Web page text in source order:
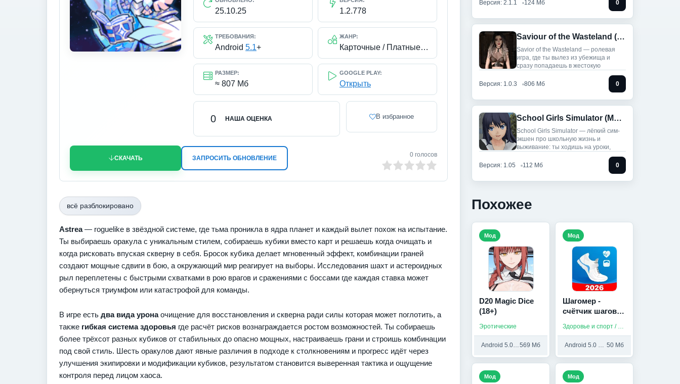
25.10.25 1.2.778
ТРЕБОВАНИЯ:
Android 5.1+
ЖАНР:
Карточные / Платные / На русском
РАЗМЕР:
≈ 807 Мб
GOOGLE PLAY:
Открыть
НАША ОЦЕНКА
0 В избранное
СКАЧАТЬ ЗАПРОСИТЬ ОБНОВЛЕНИЕ 0 голосов
всё разблокировано
Astrea— roguelike в звёздной системе, где тьма проникла в ядра планет и каждый вылет похож на испытание.
Ты выбираешь оракула с уникальным стилем, собираешь кубики вместо карт и решаешь когда очищать и
когда рисковать впуская скверну в себя. Бросок кубика делает мгновенный эффект, комбинации граней
создают мощные сдвиги в бою, а окружающий мир реагирует на выборы. Исследования шахт и астероидных
рыл переплетены с быстрыми схватками в рою врагов и сражениями с боссами где каждая ставка может
обернуться триумфом или катастрофой для команды.
В игре есть два вида уронаочищение для восстановления и скверна ради силы которая может поглотить, а
также гибкая система здоровья где расчёт рисков вознаграждается ростом возможностей. Ты собираешь
более трёхсот разных кубиков от стабильных до опасно мощных, настраиваешь грани и строишь комбинации
под свой стиль. Шесть оракулов дают явные различия в подходе к столкновениям и прогресс идёт через
улучшения экипировки и модификации кубиков, результатом становится выверенная тактика и ощущение
контроля перед лицом хаоса.
Версия: 2.1.1 124 Мб 0
Saviour of the Wasteland (18+)
Savior of the Wasteland — ролевая
игра, где ты вылез из убежища и
сразу попадаешь в жестокую
Версия: 1.0.3 806 Мб 0
School Girls Simulator (Мод, Много денег)
School Girls Simulator — лёгкий сим-
экшен про школьную жизнь и
выживание: ты ходишь на уроки,
Версия: 1.05 112 Мб 0
Похожее
D20 Magic Dice
(18+)
Эротические
Android 5.0 и выше569 Мб
Мод
Шагомер -
счётчик шагов и
здоровья (Мод,
Unlocked)
Здоровье и спорт / Приложения на русском
Android 5.0 и выше 50 Мб
Мод
Мод Мод